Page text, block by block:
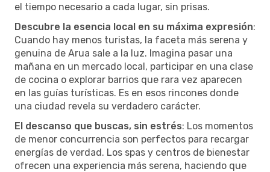
el tiempo necesario a cada lugar, sin prisas.
Descubre la esencia local en su máxima expresión:
Cuando hay menos turistas, la faceta más serena y
genuina de Arua sale a la luz. Imagina pasar una
mañana en un mercado local, participar en una clase
de cocina o explorar barrios que rara vez aparecen
en las guías turísticas. Es en esos rincones donde
una ciudad revela su verdadero carácter.
El descanso que buscas, sin estrés: Los momentos
de menor concurrencia son perfectos para recargar
energías de verdad. Los spas y centros de bienestar
ofrecen una experiencia más serena, haciendo que